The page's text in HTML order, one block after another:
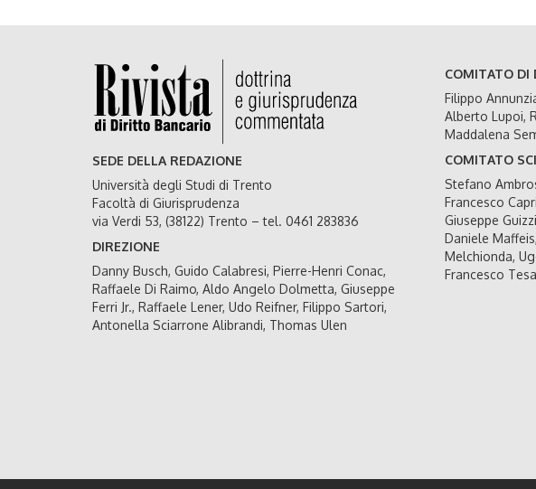
SEDE DELLA REDAZIONE
Università degli Studi di Trento
Facoltà di Giurisprudenza
via Verdi 53, (38122) Trento – tel. 0461 283836
DIREZIONE
Danny Busch, Guido Calabresi, Pierre-Henri Conac,
Raffaele Di Raimo, Aldo Angelo Dolmetta, Giuseppe
Ferri Jr., Raffaele Lener, Udo Reifner, Filippo Sartori,
Antonella Sciarrone Alibrandi, Thomas Ulen
COMITATO DI
Filippo
Alberto Lupoi,
Maddalena
COMITATO
Stefano
Francesco
Giuseppe
Daniele
Melchionda,
Francesco